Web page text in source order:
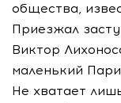
общества,
Приезжал
Виктор
маленький
Не хватает